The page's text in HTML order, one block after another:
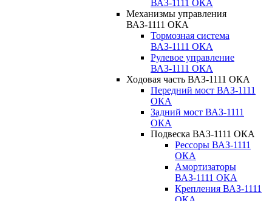
ВАЗ-1111 ОКА
Механизмы управления
ВАЗ-1111 ОКА
Тормозная система
ВАЗ-1111 ОКА
Рулевое управление
ВАЗ-1111 ОКА
Ходовая часть ВАЗ-1111 ОКА
Передний мост ВАЗ-1111
ОКА
Задний мост ВАЗ-1111
ОКА
Подвеска ВАЗ-1111 ОКА
Рессоры ВАЗ-1111
ОКА
Амортизаторы
ВАЗ-1111 ОКА
Крепления ВАЗ-1111